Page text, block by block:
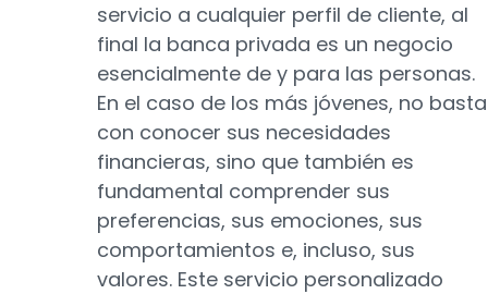
servicio a cualquier perfil de cliente, al
final la banca privada es un negocio
esencialmente de y para las personas.
En el caso de los más jóvenes, no basta
con conocer sus necesidades
financieras, sino que también es
fundamental comprender sus
preferencias, sus emociones, sus
comportamientos e, incluso, sus
valores. Este servicio personalizado